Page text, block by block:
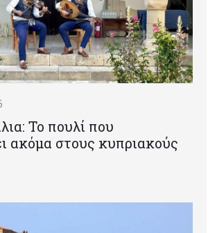
Το πουλί που
ακόμα στους κυπριακούς